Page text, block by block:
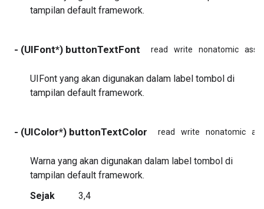
tampilan default framework.
- (UIFont*) buttonTextFont read write nonatomic
UIFont yang akan digunakan dalam label tombol di
tampilan default framework.
- (UIColor*) buttonTextColor read write nonatomic
Warna yang akan digunakan dalam label tombol di
tampilan default framework.
Sejak
3,4